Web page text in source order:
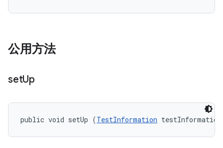
公用方法
setUp
public void setUp (TestInformation